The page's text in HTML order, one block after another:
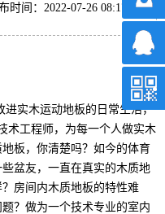
时间：2022-07-26 08:17 浏
实木运动地板的日常生活，
术工程师，为每一个人做实木
板，你清楚吗？如今的体育
盆友，一直在真实的木质地
房间内木质地板的特性难
？做为一个技术专业的室内